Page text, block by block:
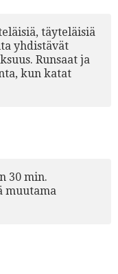
täyteläisiä
yhdistävät
Runsaat ja
kun katat
30 min.
muutama